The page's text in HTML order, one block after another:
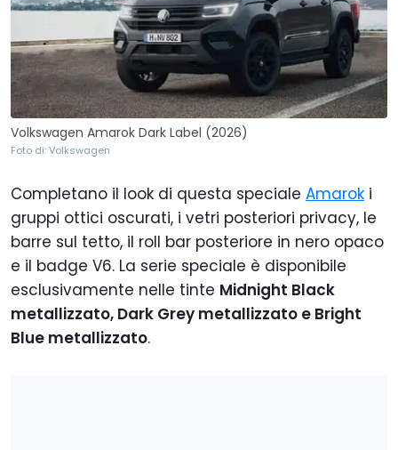
Volkswagen Amarok Dark Label (2026)
Foto di: Volkswagen
Completano il look di questa speciale Amarok i
gruppi ottici oscurati, i vetri posteriori privacy, le
barre sul tetto, il roll bar posteriore in nero opaco
e il badge V6. La serie speciale è disponibile
esclusivamente nelle tinte Midnight Black
metallizzato, Dark Grey metallizzato e Bright
Blue metallizzato.